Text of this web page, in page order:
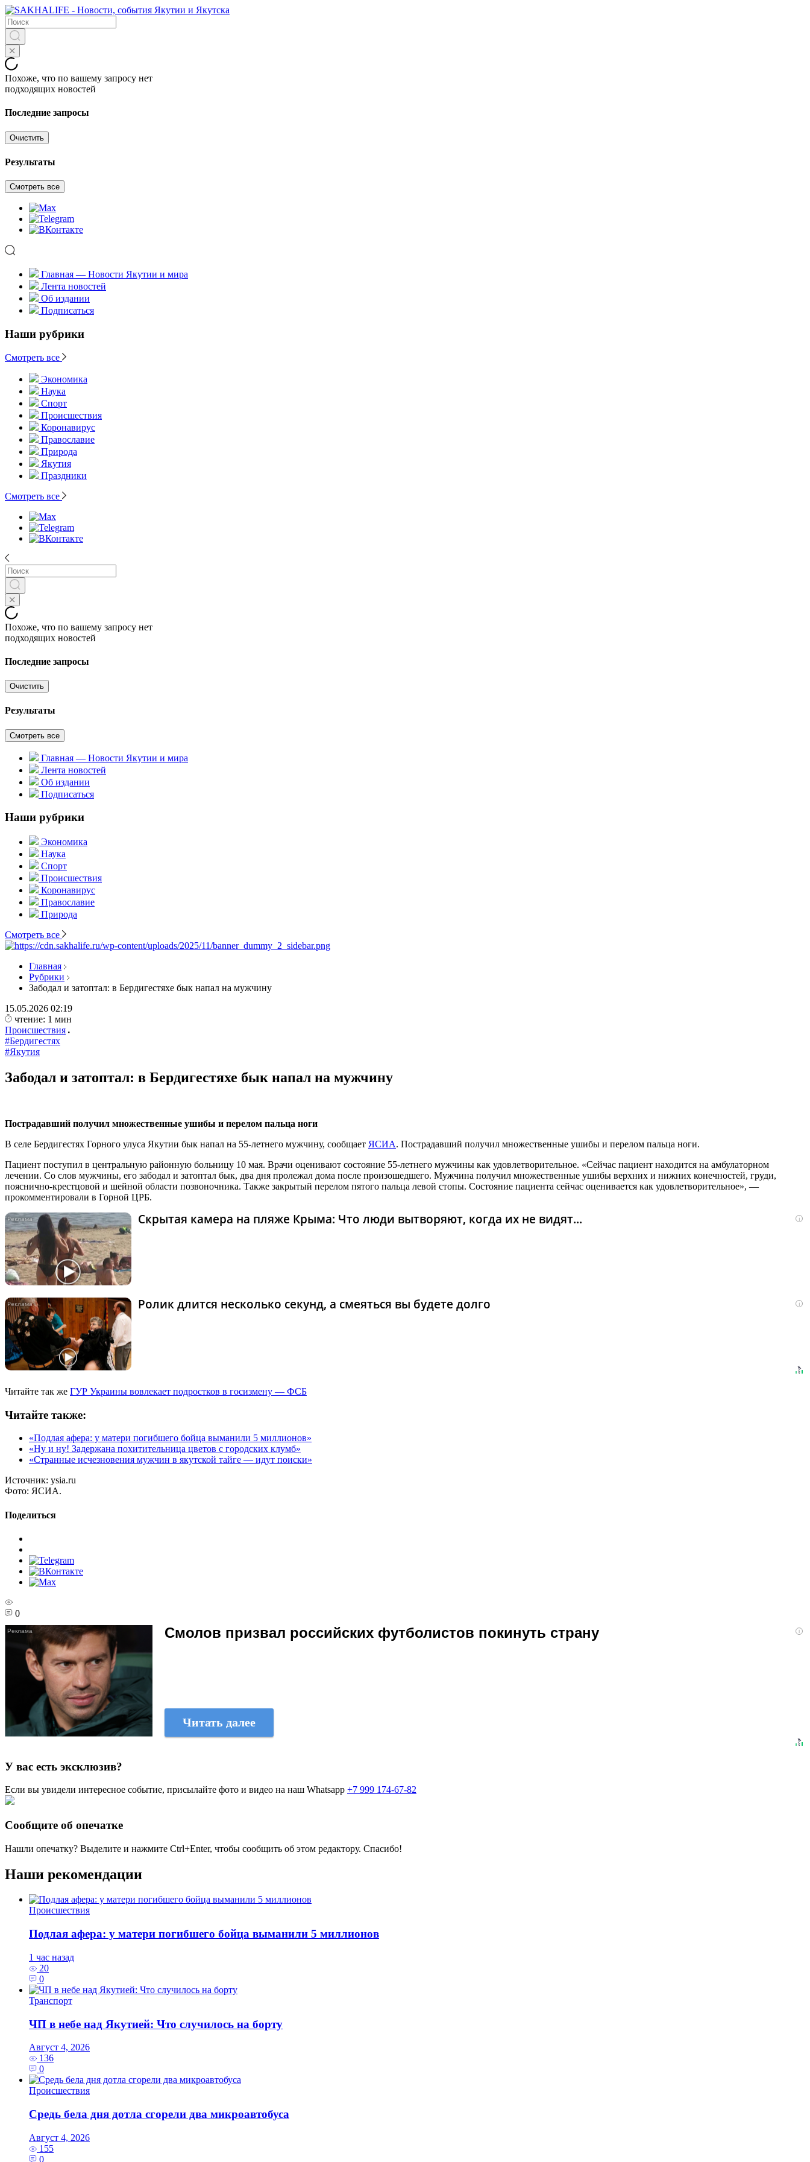
Похоже, что по вашему запросу нет
подходящих новостей
Последние запросы
Очистить
Результаты
Смотреть все
Главная — Новости Якутии и мира
Лента новостей
Об издании
Подписаться
Наши рубрики
Смотреть все
Экономика
Наука
Спорт
Происшествия
Коронавирус
Православие
Природа
Якутия
Праздники
Смотреть все
Похоже, что по вашему запросу нет
подходящих новостей
Последние запросы
Очистить
Результаты
Смотреть все
Главная — Новости Якутии и мира
Лента новостей
Об издании
Подписаться
Наши рубрики
Экономика
Наука
Спорт
Происшествия
Коронавирус
Православие
Природа
Смотреть все
Главная
Рубрики
Забодал и затоптал: в Бердигестяхе бык напал на мужчину
15.05.2026 02:19
чтение: 1 мин
Происшествия
#Бердигестях
#Якутия
Забодал и затоптал: в Бердигестяхе бык напал на мужчину
Пострадавший получил множественные ушибы и перелом пальца ноги
В селе Бердигестях Горного улуса Якутии бык напал на 55-летнего мужчину, сообщает ЯСИА. Пострадавший получил множественные ушибы и перелом пальца ноги.
Пациент поступил в центральную районную больницу 10 мая. Врачи оценивают состояние 55-летнего мужчины как удовлетворительное. «Сейчас пациент находится на амбулаторном
лечении. Со слов мужчины, его забодал и затоптал бык, два дня пролежал дома после произошедшего. Мужчина получил множественные ушибы верхних и нижних конечностей, груди,
пояснично-крестцовой и шейной области позвоночника. Также закрытый перелом пятого пальца левой стопы. Состояние пациента сейчас оценивается как удовлетворительное», —
прокомментировали в Горной ЦРБ.
i
Скрытая камера на пляже Крыма: Что люди вытворяют, когда их не видят...
i
Ролик длится несколько секунд, а смеяться вы будете долго
Читайте так же ГУР Украины вовлекает подростков в госизмену — ФСБ
Читайте также:
«Подлая афера: у матери погибшего бойца выманили 5 миллионов»
«Ну и ну! Задержана похитительница цветов с городских клумб»
«Странные исчезновения мужчин в якутской тайге — идут поиски»
Источник: ysia.ru
Фото: ЯСИА.
Поделиться
0
i
Смолов призвал российских футболистов покинуть страну
Читать далее
У вас есть эксклюзив?
Если вы увидели интересное событие, присылайте фото и видео на наш Whatsapp +7 999 174-67-82
Сообщите об опечатке
Нашли опечатку? Выделите и нажмите Ctrl+Enter, чтобы сообщить об этом редактору. Спасибо!
Наши рекомендации
Происшествия
Подлая афера: у матери погибшего бойца выманили 5 миллионов
1 час назад
20
0
Транспорт
ЧП в небе над Якутией: Что случилось на борту
Август 4, 2026
136
0
Происшествия
Средь бела дня дотла сгорели два микроавтобуса
Август 4, 2026
155
0